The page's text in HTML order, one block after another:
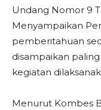
Undang Nomor 9
Menyampaikan
pemberitahuan
disampaikan
kegiatan
Menurut Kombes